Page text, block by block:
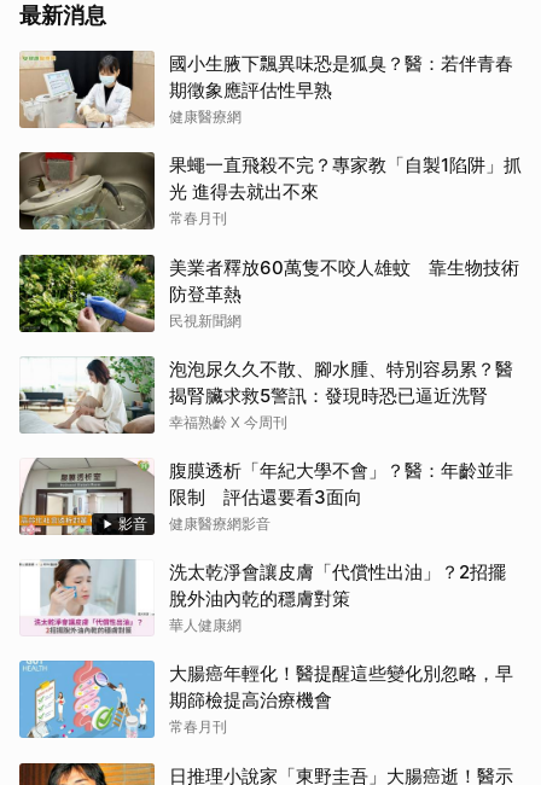
最新消息
國小生腋下飄異味恐是狐臭？醫：若伴青春
期徵象應評估性早熟
健康醫療網
果蠅一直飛殺不完？專家教「自製1陷阱」抓
光 進得去就出不來
常春月刊
美業者釋放60萬隻不咬人雄蚊 靠生物技術
防登革熱
民視新聞網
泡泡尿久久不散、腳水腫、特別容易累？醫
揭腎臟求救5警訊：發現時恐已逼近洗腎
幸福熟齡 X 今周刊
影音
腹膜透析「年紀大學不會」？醫：年齡並非
限制 評估還要看3面向
健康醫療網影音
洗太乾淨會讓皮膚「代償性出油」？2招擺
脫外油內乾的穩膚對策
華人健康網
大腸癌年輕化！醫提醒這些變化別忽略，早
期篩檢提高治療機會
常春月刊
日推理小說家「東野圭吾」大腸癌逝！醫示